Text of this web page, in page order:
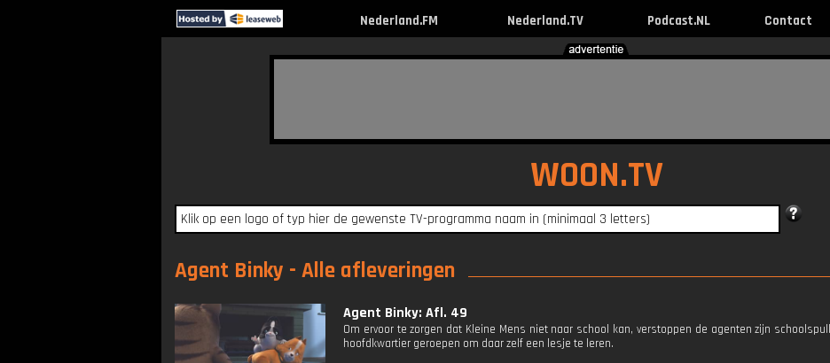
Nederland.FM Nederland.TV Podcast.NL Contact
WOON.TV
Agent Binky - Alle afleveringen
Agent Binky: Afl. 49
Om ervoor te zorgen dat Kleine Mens niet naar school kan, verstoppen de agenten zijn
hoofdkwartier geroepen om daar zelf een lesje te leren.